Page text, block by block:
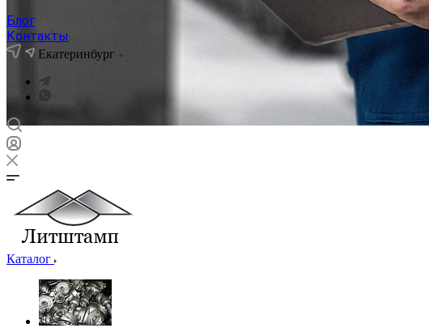
Блог
Контакты
Екатеринбург
Каталог